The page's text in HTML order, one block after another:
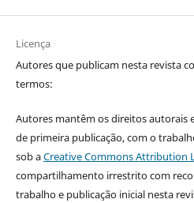
Licença
Autores que publicam nesta revista
termos:
Autores mantêm os direitos autorais
de primeira publicação, com o
sob aCreative Commons Attribution
compartilhamento irrestrito com
trabalho e publicação inicial nesta